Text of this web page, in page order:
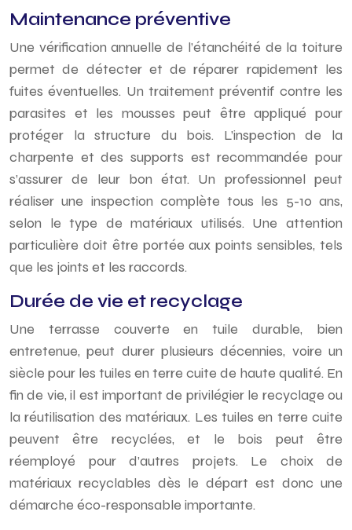
Maintenance préventive
Une vérification annuelle de l’étanchéité de la toiture
permet de détecter et de réparer rapidement les
fuites éventuelles. Un traitement préventif contre les
parasites et les mousses peut être appliqué pour
protéger la structure du bois. L’inspection de la
charpente et des supports est recommandée pour
s’assurer de leur bon état. Un professionnel peut
réaliser une inspection complète tous les 5-10 ans,
selon le type de matériaux utilisés. Une attention
particulière doit être portée aux points sensibles, tels
que les joints et les raccords.
Durée de vie et recyclage
Une terrasse couverte en tuile durable, bien
entretenue, peut durer plusieurs décennies, voire un
siècle pour les tuiles en terre cuite de haute qualité. En
fin de vie, il est important de privilégier le recyclage ou
la réutilisation des matériaux. Les tuiles en terre cuite
peuvent être recyclées, et le bois peut être
réemployé pour d’autres projets. Le choix de
matériaux recyclables dès le départ est donc une
démarche éco-responsable importante.